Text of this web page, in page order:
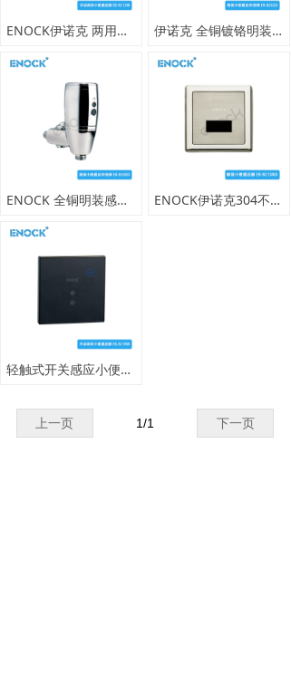
ENOCK伊诺克 两用暗藏式感应小便器 带应急按钮 自动手动双控冲洗阀 伊诺克 全铜镀铬明装小便感应冲洗阀 酒店学校商用卫生间自动冲水器
ENOCK 全铜明装感应小便冲洗阀 全自动商用卫生间小便感应器 ENOCK伊诺克304不锈钢暗装式小便感应器 暗装感应冲洗阀 商用卫生间全自动冲水器
轻触式开关感应小便器 手动自动两用冲洗阀 商用卫浴感应洁具
上一页 下一页
1/1